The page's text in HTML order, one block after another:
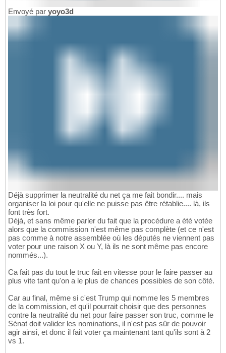
Envoyé par yoyo3d
Déjà supprimer la neutralité du net ça me fait bondir.... mais
organiser la loi pour qu'elle ne puisse pas être rétablie.... là, ils
font très fort.
Déjà, et sans même parler du fait que la procédure a été votée
alors que la commission n'est même pas complète (et ce n'est
pas comme à notre assemblée où les députés ne viennent pas
voter pour une raison X ou Y, là ils ne sont même pas encore
nommés...).
Ca fait pas du tout le truc fait en vitesse pour le faire passer au
plus vite tant qu'on a le plus de chances possibles de son côté.
Car au final, même si c'est Trump qui nomme les 5 membres
de la commission, et qu'il pourrait choisir que des personnes
contre la neutralité du net pour faire passer son truc, comme le
Sénat doit valider les nominations, il n'est pas sûr de pouvoir
agir ainsi, et donc il fait voter ça maintenant tant qu'ils sont à 2
vs 1.